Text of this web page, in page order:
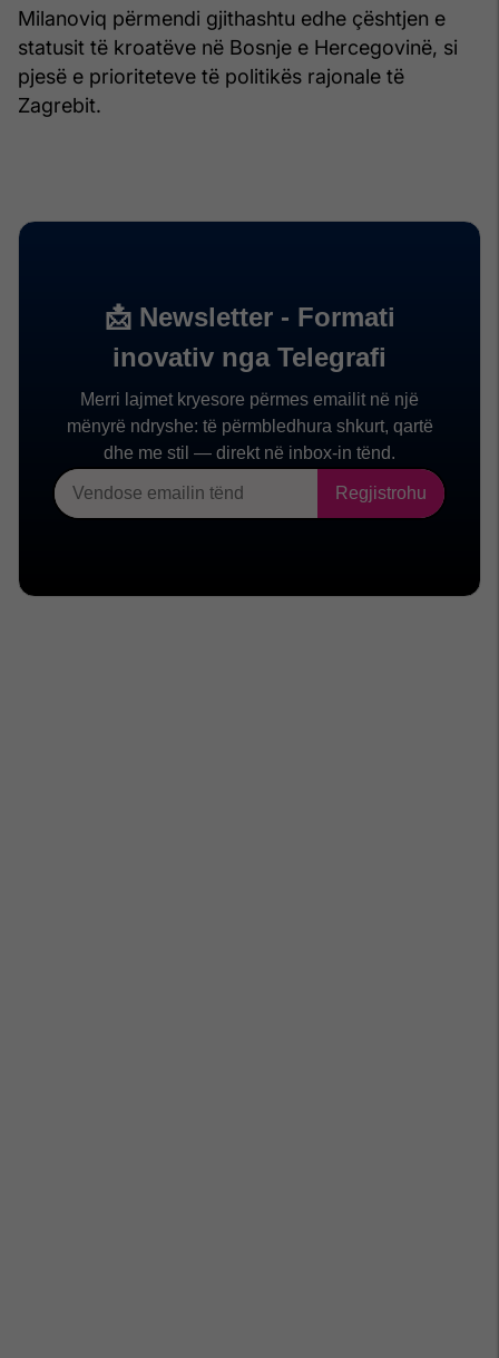
Milanoviq përmendi gjithashtu edhe çështjen e
statusit të kroatëve në Bosnje e Hercegovinë, si
pjesë e prioriteteve të politikës rajonale të
Zagrebit.